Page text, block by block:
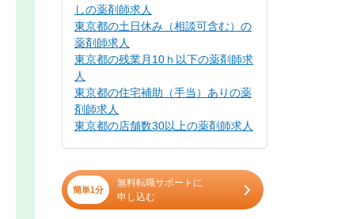
しの薬剤師求人
東京都の土日休み（相談可含む）の
薬剤師求人
東京都の残業月10ｈ以下の薬剤師求
人
東京都の住宅補助（手当）ありの薬
剤師求人
東京都の店舗数30以上の薬剤師求人
簡単1分
無料転職サポートに
申し込む